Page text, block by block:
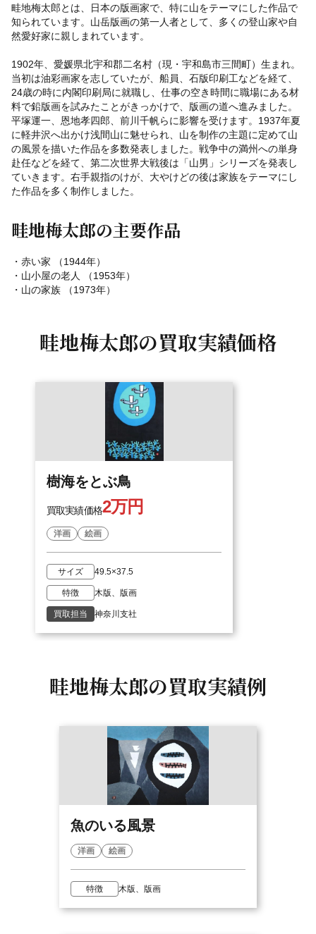
畦地梅太郎とは、日本の版画家で、特に山をテーマにした作品で
知られています。山岳版画の第一人者として、多くの登山家や自
然愛好家に親しまれています。
1902年、愛媛県北宇和郡二名村（現・宇和島市三間町）生まれ。
当初は油彩画家を志していたが、船員、石版印刷工などを経て、
24歳の時に内閣印刷局に就職し、仕事の空き時間に職場にある材
料で鉛版画を試みたことがきっかけで、版画の道へ進みました。
平塚運一、恩地孝四郎、前川千帆らに影響を受けます。1937年夏
に軽井沢へ出かけ浅間山に魅せられ、山を制作の主題に定めて山
の風景を描いた作品を多数発表しました。戦争中の満州への単身
赴任などを経て、第二次世界大戦後は「山男」シリーズを発表し
ていきます。右手親指のけが、大やけどの後は家族をテーマにし
た作品を多く制作しました。
畦地梅太郎の主要作品
・赤い家 （1944年）
・山小屋の老人 （1953年）
・山の家族 （1973年）
畦地梅太郎の買取実績価格
樹海をとぶ鳥
買取実績価格2万円
洋画 絵画
サイズ 49.5×37.5
特徴 木版、版画
買取担当 神奈川支社
畦地梅太郎の買取実績例
魚のいる風景
洋画 絵画
特徴 木版、版画